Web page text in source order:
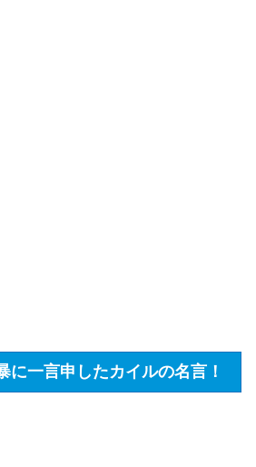
に一言申したカイルの名言！